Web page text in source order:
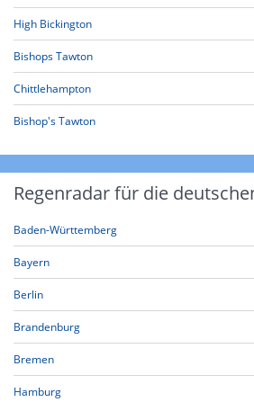
High Bickington
Bishops Tawton
Chittlehampton
Bishop's Tawton
Regenradar für die
Baden-Württemberg
Bayern
Berlin
Brandenburg
Bremen
Hamburg